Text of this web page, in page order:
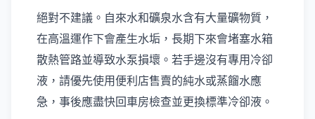
絕對不建議。自來水和礦泉水含有大量礦物質，
在高溫運作下會產生水垢，長期下來會堵塞水箱
散熱管路並導致水泵損壞。若手邊沒有專用冷卻
液，請優先使用便利店售賣的純水或蒸餾水應
急，事後應盡快回車房檢查並更換標準冷卻液。